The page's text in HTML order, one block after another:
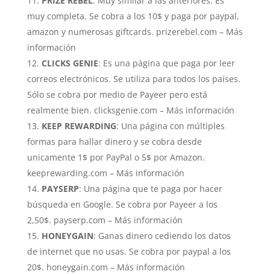
muy completa. Se cobra a los 10$ y paga por paypal,
amazon y numerosas giftcards. prizerebel.com – Más
información
CLICKS GENIE: Es una página que paga por leer
correos electrónicos. Se utiliza para todos los países.
Sólo se cobra por medio de Payeer pero está
realmente bien. clicksgenie.com – Más información
KEEP REWARDING: Una página con múltiples
formas para hallar dinero y se cobra desde
unicamente 1$ por PayPal o 5$ por Amazon.
keeprewarding.com – Más información
PAYSERP: Una página que te paga por hacer
búsqueda en Google. Se cobra por Payeer a los
2,50$. payserp.com – Más información
HONEYGAIN: Ganas dinero cediendo los datos
de internet que no usas. Se cobra por paypal a los
20$. honeygain.com – Más información